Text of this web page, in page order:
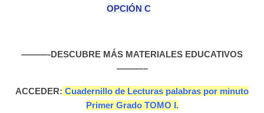
OPCIÓN C
———-DESCUBRE MÁS MATERIALES EDUCATIVOS
———–
ACCEDER: Cuadernillo de Lecturas palabras por minuto
Primer Grado TOMO I.